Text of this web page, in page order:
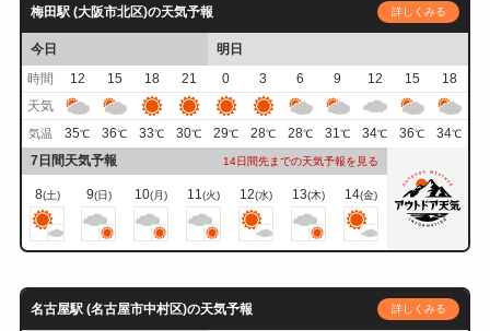
梅田駅 (大阪市北区)の天気予報 詳しくみる
今日
明日
時間
12 15 18 21 0 3 6 9 12 15
18
天気
気温 35℃ 36℃ 33℃ 30℃ 29℃ 28℃ 28℃ 31℃ 34℃ 36℃ 34℃
7日間天気予報 14日間先までの天気予報を見る
8(土) 9(日) 10(月) 11(火) 12(水) 13(木) 14(金)
名古屋駅 (名古屋市中村区)の天気予報 詳しくみる